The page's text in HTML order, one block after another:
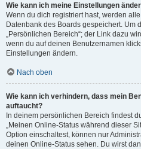
Wie kann ich meine Einstellungen
Wenn du dich registriert hast, werden
Datenbank des Boards gespeichert. Um
„Persönlichen Bereich“; der Link dazu
wenn du auf deinen Benutzernamen
Einstellungen ändern.
Nach oben
Wie kann ich verhindern, dass mein
auftaucht?
In deinem persönlichen Bereich findest
„Meinen Online-Status während dieser
Option einschaltest, können nur
deinen Online-Status sehen. Du wirst